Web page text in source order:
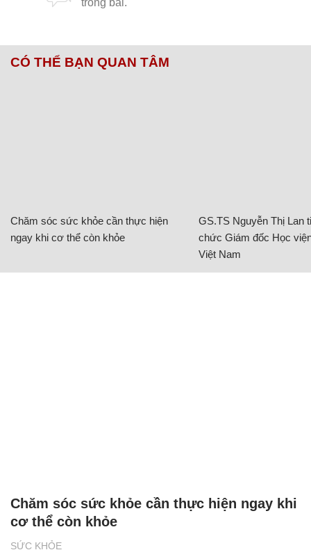
CÓ THỂ BẠN QUAN TÂM
Chăm sóc sức khỏe cần thực hiện
ngay khi cơ thể còn khỏe
GS.TS Nguyễn Thị Lan
chức Giám đốc Học
Việt Nam
SỨC KHỎE
Chăm sóc sức khỏe cần thực hiện ngay khi
cơ thể còn khỏe